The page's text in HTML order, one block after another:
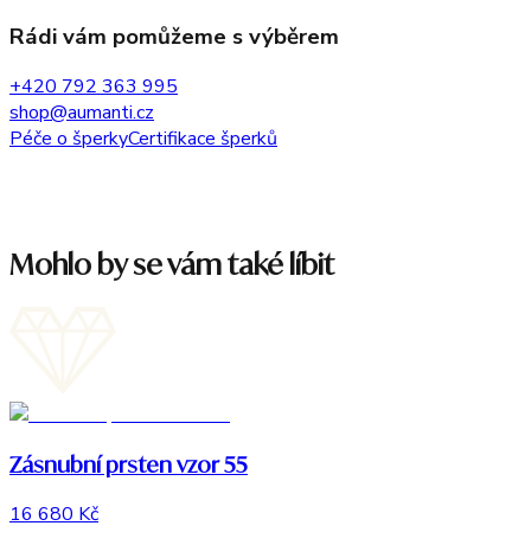
Rádi vám pomůžeme s výběrem
+420 792 363 995
shop@aumanti.cz
Péče o šperkyCertifikace šperků
Mohlo by se vám také líbit
Zásnubní prsten vzor 55
16 680 Kč